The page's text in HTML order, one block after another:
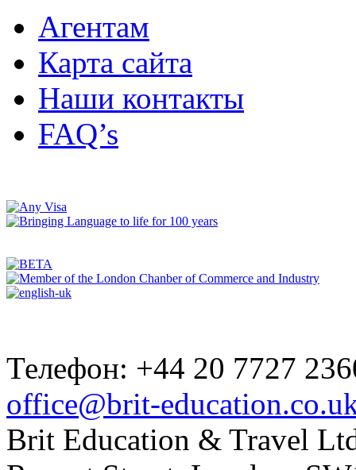
Агентам
Карта сайта
Наши контакты
FAQ’s
Телефон: +44 20 7727
office@brit-
Brit Education & Travel